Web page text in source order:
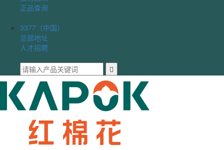
正品查询
3377（中国）
总部地址
人才招聘